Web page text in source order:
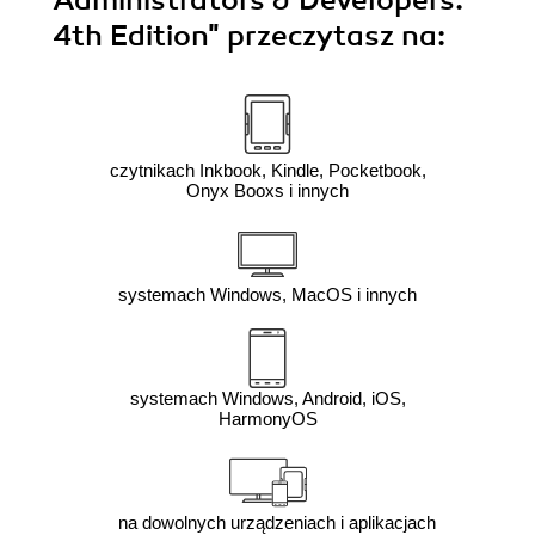
4th Edition" przeczytasz na:
czytnikach Inkbook, Kindle, Pocketbook,
Onyx Booxs i innych
systemach Windows, MacOS i innych
systemach Windows, Android, iOS,
HarmonyOS
na dowolnych urządzeniach i aplikacjach